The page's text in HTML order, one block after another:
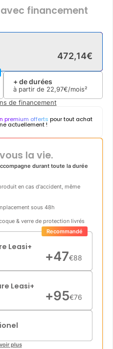
financement
472,14€
+ de durées
à partir de 22,97€/mois²
de financement
premium offerts pour tout achat
actuellement !
la vie.
durant toute la durée
en cas d'accident, même
sous 48h
& verre de protection livrés
Leasi+
+47€88
Recommandé
Leasi+
+95€76
plus